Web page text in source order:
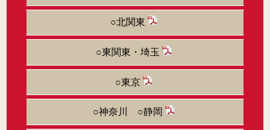
○北関東
○東関東・埼玉
○東京
○神奈川 ○静岡